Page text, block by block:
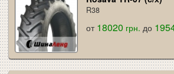
R38
от 18020 грн. до